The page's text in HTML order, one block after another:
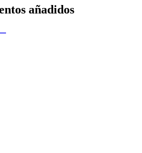
añadidos